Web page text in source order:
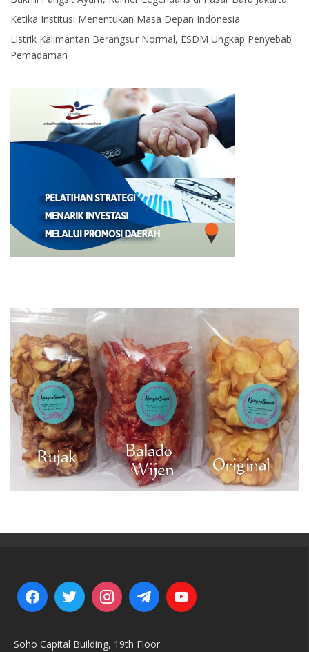
Ketika Institusi Menentukan Masa Depan Indonesia
Listrik Kalimantan Berangsur Normal, ESDM Ungkap Penyebab
Pemadaman
Soho Capital Building, 19th Floor